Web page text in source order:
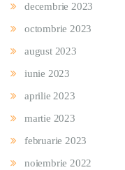
decembrie 2023
octombrie 2023
august 2023
iunie 2023
aprilie 2023
martie 2023
februarie 2023
noiembrie 2022